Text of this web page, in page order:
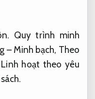
Quy trình minh
– Minh bạch, Theo
Linh hoạt theo yêu